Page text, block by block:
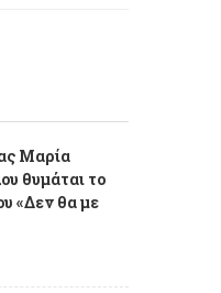
Μαρία
θυμάται το
«Δεν θα με